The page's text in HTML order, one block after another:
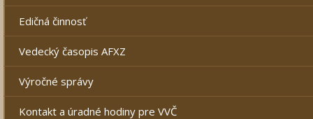
Edičná činnosť
Vedecký časopis AFXZ
Výročné správy
Kontakt a úradné hodiny pre VVČ